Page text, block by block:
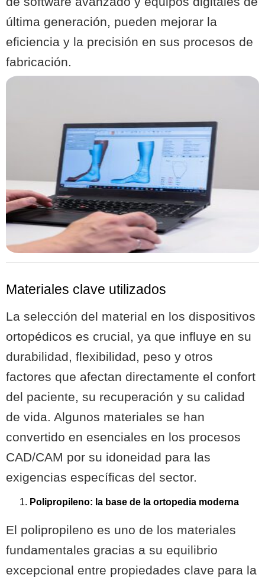
última generación, pueden mejorar la
eficiencia y la precisión en sus procesos de
fabricación.
Materiales clave utilizados
La selección del material en los dispositivos
ortopédicos es crucial, ya que influye en su
durabilidad, flexibilidad, peso y otros
factores que afectan directamente el confort
del paciente, su recuperación y su calidad
de vida. Algunos materiales se han
convertido en esenciales en los procesos
CAD/CAM por su idoneidad para las
exigencias específicas del sector.
Polipropileno: la base de la ortopedia moderna
El polipropileno es uno de los materiales
fundamentales gracias a su equilibrio
excepcional entre propiedades clave para la